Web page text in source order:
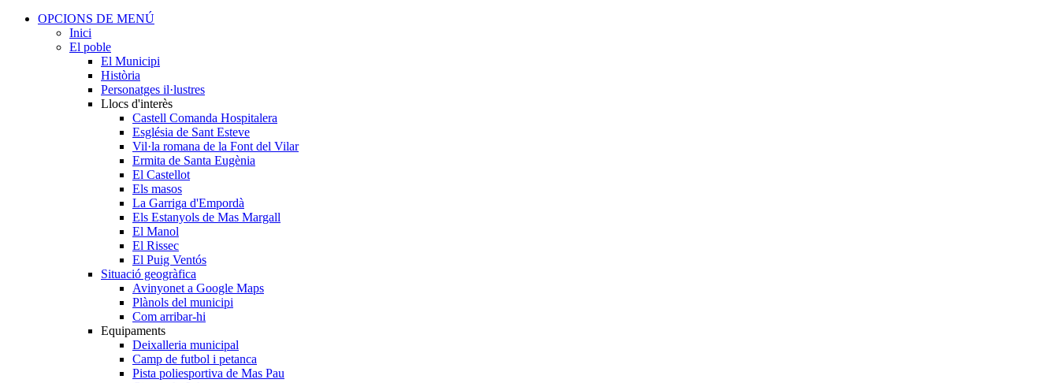
OPCIONS DE MENÚ
Inici
El poble
El Municipi
Història
Personatges il·lustres
Llocs d'interès
Castell Comanda Hospitalera
Església de Sant Esteve
Vil·la romana de la Font del Vilar
Ermita de Santa Eugènia
El Castellot
Els masos
La Garriga d'Empordà
Els Estanyols de Mas Margall
El Manol
El Rissec
El Puig Ventós
Situació geogràfica
Avinyonet a Google Maps
Plànols del municipi
Com arribar-hi
Equipaments
Deixalleria municipal
Camp de futbol i petanca
Pista poliesportiva de Mas Pau